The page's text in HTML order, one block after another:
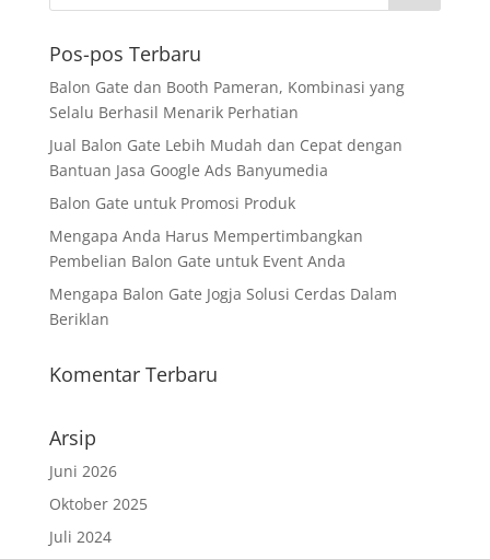
Pos-pos Terbaru
Balon Gate dan Booth Pameran, Kombinasi yang
Selalu Berhasil Menarik Perhatian
Jual Balon Gate Lebih Mudah dan Cepat dengan
Bantuan Jasa Google Ads Banyumedia
Balon Gate untuk Promosi Produk
Mengapa Anda Harus Mempertimbangkan
Pembelian Balon Gate untuk Event Anda
Mengapa Balon Gate Jogja Solusi Cerdas Dalam
Beriklan
Komentar Terbaru
Arsip
Juni 2026
Oktober 2025
Juli 2024